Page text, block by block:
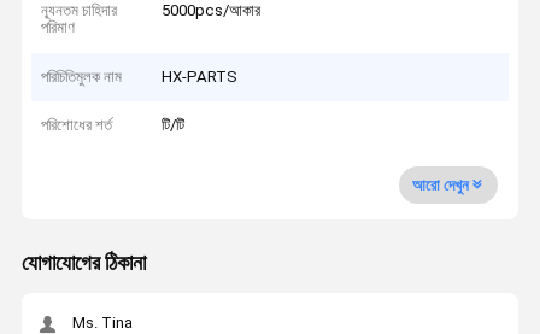
ন্যূনতম চাহিদার
পরিমাণ
5000pcs/আকার
পরিচিতিমুলক নাম HX-PARTS
পরিশোধের শর্ত টি/টি
আরো দেখুন
যোগাযোগের ঠিকানা
Ms. Tina